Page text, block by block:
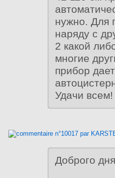
нужно. Для
наряду с
2 какой
многие
прибор
Удачи всем!
Доброго